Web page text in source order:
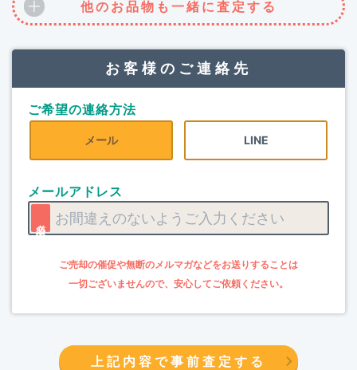
他のお品物も一緒に査定する
お客様のご連絡先
ご希望の連絡方法
メール LINE
メールアドレス
上記内容で事前査定する